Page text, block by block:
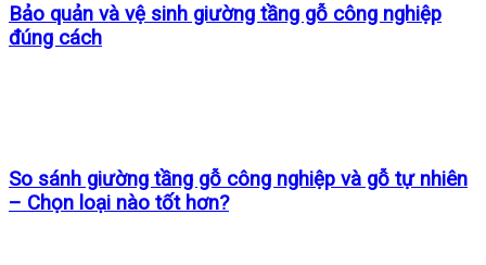
Bảo quản và vệ sinh giường tầng gỗ công nghiệp
đúng cách
So sánh giường tầng gỗ công nghiệp và gỗ tự nhiên
– Chọn loại nào tốt hơn?